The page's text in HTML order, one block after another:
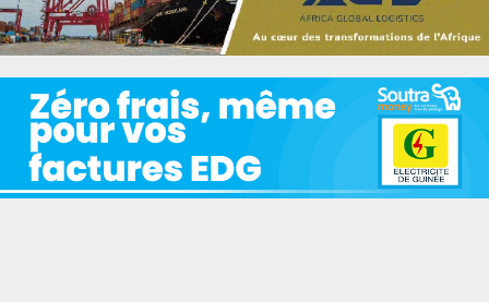
M
A
Y